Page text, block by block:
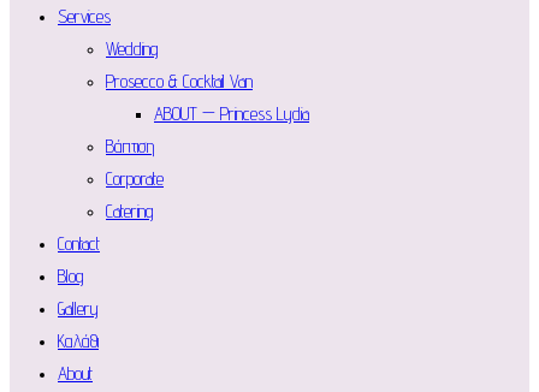
Services
Wedding
Prosecco & Cocktail Van
ABOUT — Princess Lydia
Βάπτιση
Corporate
Catering
Contact
Blog
Gallery
Καλάθι
About